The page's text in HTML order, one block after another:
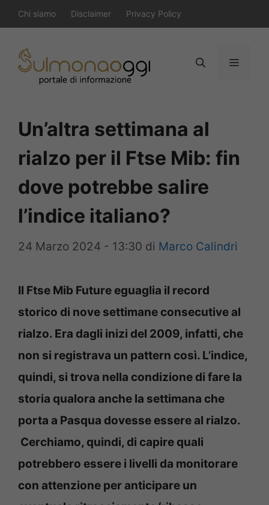
al
contenuto
Chi siamo Disclaimer Privacy Policy
Menu
Un’altra settimana al
rialzo per il Ftse Mib: fin
dove potrebbe salire
l’indice italiano?
24 Marzo 2024 - 13:30 di Marco Calindri
Il Ftse Mib Future eguaglia il record
storico di nove settimane consecutive al
rialzo. Era dagli inizi del 2009, infatti, che
non si registrava un pattern così. L’indice,
quindi, si trova nella condizione di fare la
storia qualora anche la settimana che
porta a Pasqua dovesse essere al rialzo.
Cerchiamo, quindi, di capire quali
potrebbero essere i livelli da monitorare
con attenzione per anticipare un